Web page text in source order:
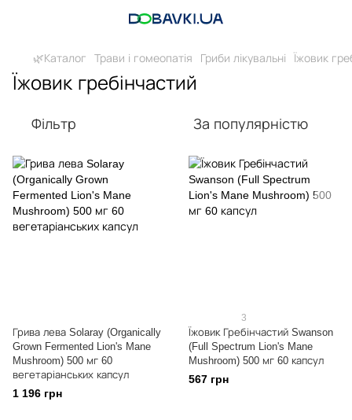
🌿Каталог Трави і гомеопатія Гриби лікувальні Їжовик
Їжовик гребінчастий
Фільтр За популярністю
Грива лева Solaray (Organically
Grown Fermented Lion's Mane
Mushroom) 500 мг 60
вегетаріанських капсул
1 196 грн
3
Їжовик Гребінчастий Swanson
(Full Spectrum Lion's Mane
Mushroom) 500 мг 60 капсул
567 грн